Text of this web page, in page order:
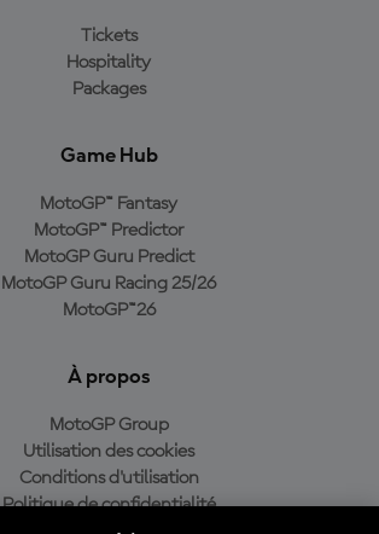
Tickets
Hospitality
Packages
Game Hub
MotoGP™ Fantasy
MotoGP™ Predictor
MotoGP Guru Predict
MotoGP Guru Racing 25/26
MotoGP™26
À propos
MotoGP Group
Utilisation des cookies
Conditions d'utilisation
Politique de confidentialité